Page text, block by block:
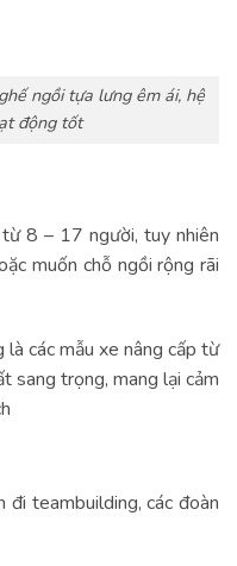
ngồi tựa lưng êm ái, hệ
động tốt
8 – 17 người, tuy nhiên
muốn chỗ ngồi rộng rãi
các mẫu xe nâng cấp từ
sang trọng, mang lại cảm
đi teambuilding, các đoàn